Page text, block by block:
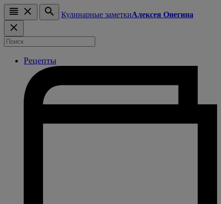
Кулинарные заметкиАлексея Онегина
Рецепты